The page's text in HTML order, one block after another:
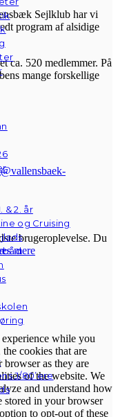
& 2. år
og Cruising
J/80’ere
Sejlklub har vi
program af alsidige
ca. 520 medlemmer. På
mange forskellige
brugeroplevelse. Du
mere
while you
cookies that are
browser as they are
of the website. We
and understand how
stored in your browser
to opt-out of these